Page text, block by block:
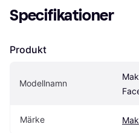
Specifikationer
Produkt
Modellnamn
Märke Mak